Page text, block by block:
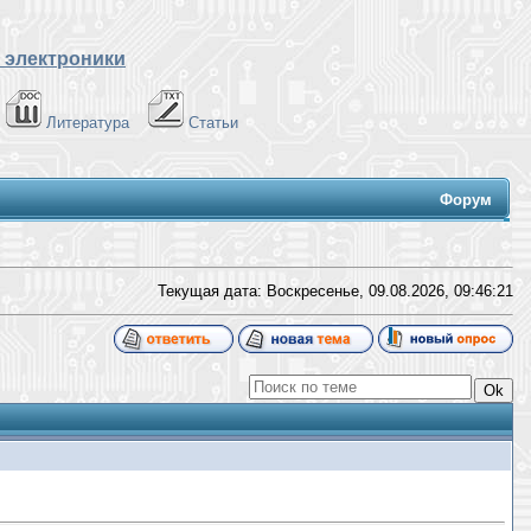
Литература Статьи
Форум
Текущая дата: Воскресенье, 09.08.2026, 09:46:22